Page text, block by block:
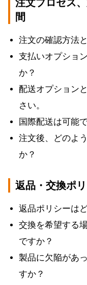
注文プロセス
間
注文の確認方法
支払いオプショ
か？
配送オプション
さい。
国際配送は可能
注文後、どのよ
か？
返品・交換ポ
返品ポリシーは
交換を希望する
ですか？
製品に欠陥があ
すか？